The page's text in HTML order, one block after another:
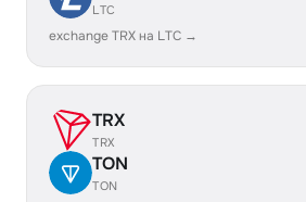
LTC
exchange TRX на LTC →
TRX
TRX
TON
TON